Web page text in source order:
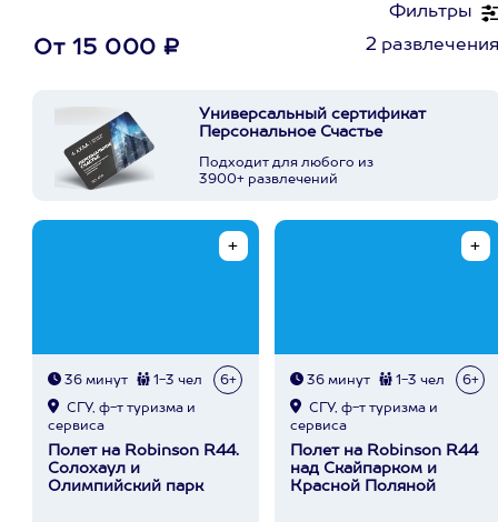
Фильтры
От 15 000 ₽ 2
Универсальный сертификат
Персональное Счастье
Подходит для любого из
3900+ развлечений
36 минут 1-3 чел 6+
СГУ, ф-т туризма и
сервиса
Полет на Robinson R44.
Солохаул и
Олимпийский парк
36 минут 1-3 чел 6+
СГУ, ф-т туризма и
сервиса
Полет на Robinson R44
над Скайпарком и
Красной Поляной